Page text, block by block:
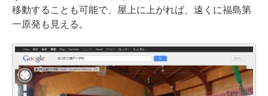
移動することも可能で、屋上に上がれば、遠くに福島第
一原発も見える。